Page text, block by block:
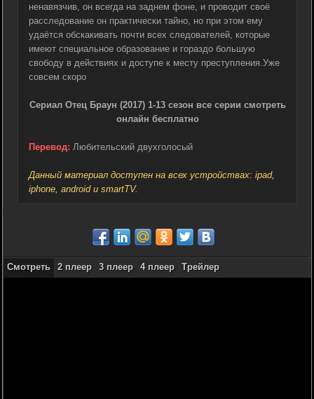
ненавязчив, он всегда на заднем фоне, и проводит своё
расследование он практически тайно, но при этом ему
удаётся обскакивать почти всех следователей, которые
имеют специальное образование и гораздо большую
свободу в действиях и доступе к месту преступления.Уже
совсем скоро
Сериал Отец Браун (2017) 1-13 сезон все серии смотреть
онлайн бесплатно
Перевод: Любительский двухголосый
Данный материал доступен на всех устройствах: ipad,
iphone, android и smartTV.
Смотреть 2 плеер 3 плеер 4 плеер Трейлер